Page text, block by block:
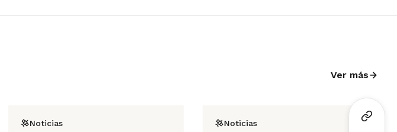
Ver más
Noticias Noticias